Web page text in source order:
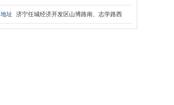
地址 济宁任城经济开发区山博路南、志学路西